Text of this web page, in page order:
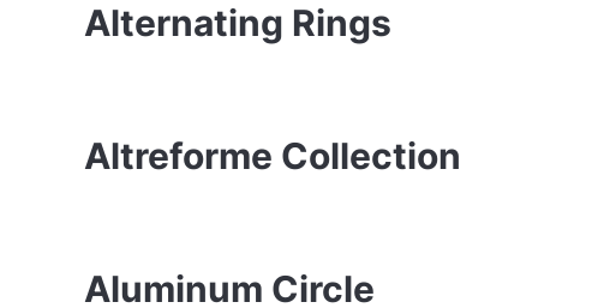
Alternating Rings
Altreforme Collection
Aluminum Circle